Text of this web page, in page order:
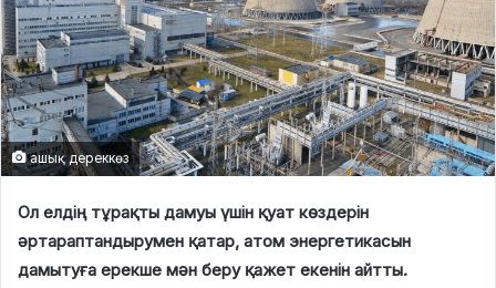
ашық дереккөз
Ол елдің тұрақты дамуы үшін қуат көздерін
әртараптандырумен қатар, атом энергетикасын
дамытуға ерекше мән беру қажет екенін айтты.